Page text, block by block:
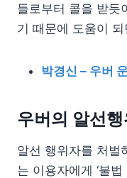
들로부터 콜을 받듯
기 때문에 도움이
박경신 – 우버
우버의 알선
알선 행위자를 처벌
는 이용자에게 ‘불